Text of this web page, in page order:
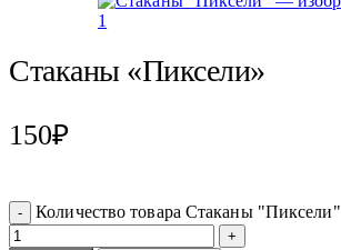
Стаканы «Пиксели»
150₽
Количество товара Стаканы "Пиксели"